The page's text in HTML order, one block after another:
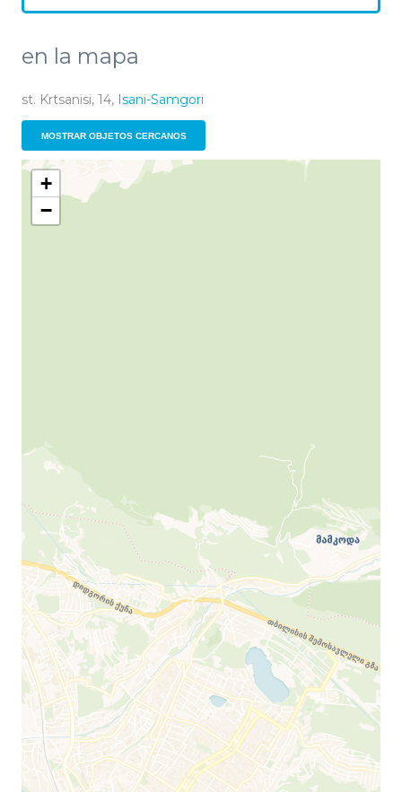
en la mapa
st. Krtsanisi, 14, Isani-Samgori
MOSTRAR OBJETOS CERCANOS
+
−